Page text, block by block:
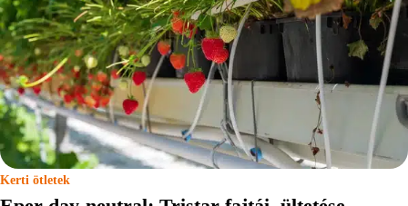
Kerti ötletek